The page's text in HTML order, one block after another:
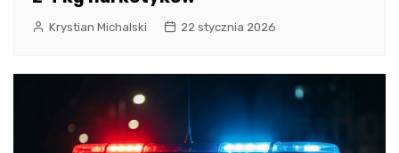
Krystian Michalski 22 stycznia 2026